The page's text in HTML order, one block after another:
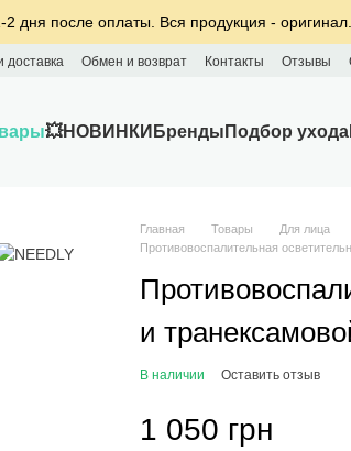
2 дня после оплаты. Вся продукция -
доставка Обмен и возврат Контакты Отзывы
💥НОВИНКИ Бренды Подбор ухода
Главная Товары Для лица
Противовоспалительная
и
В наличии Оставить отзыв
1 050 грн